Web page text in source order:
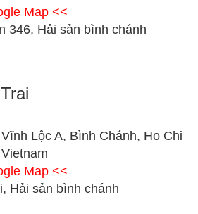
Map <<
346, Hải sản bình chánh
Lộc A, Bình Chánh, Ho Chi
Map <<
Hải sản bình chánh